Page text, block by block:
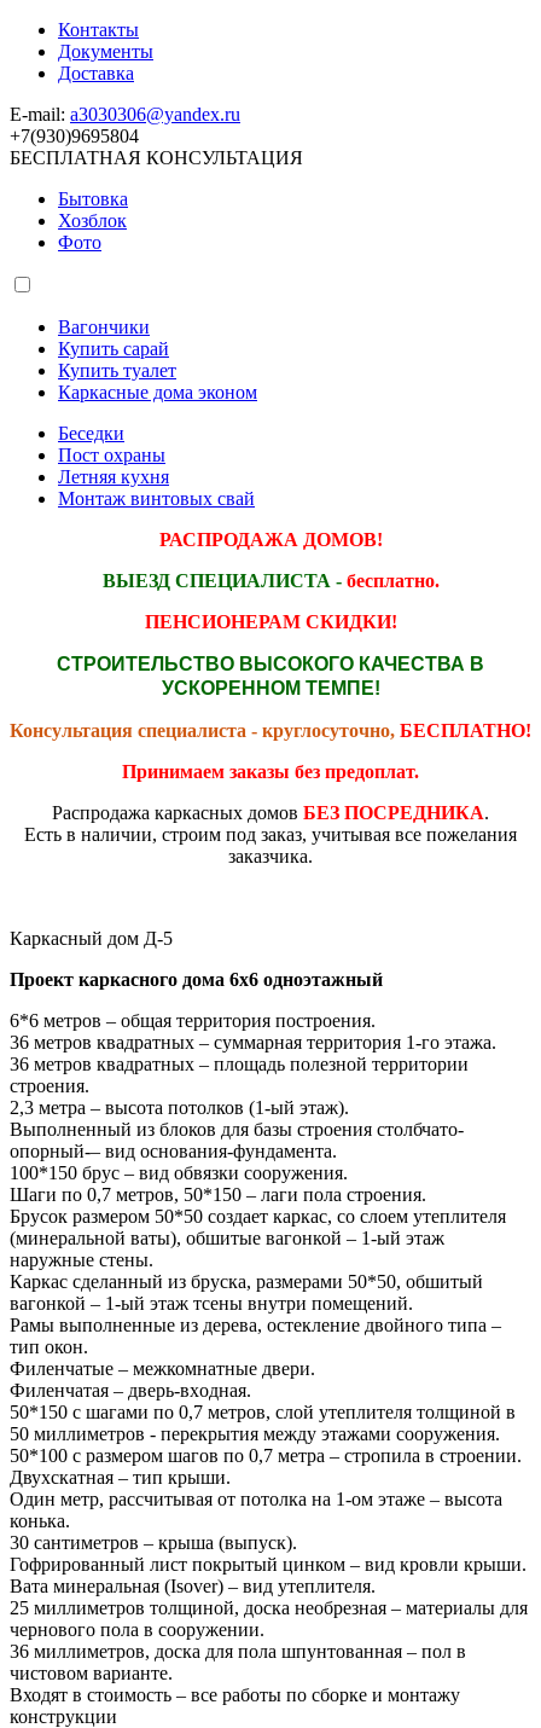
Контакты
Документы
Доставка
E-mail: a3030306@yandex.ru
+7(930)9695804
БЕСПЛАТНАЯ КОНСУЛЬТАЦИЯ
Бытовка
Хозблок
Фото
Вагончики
Купить сарай
Купить туалет
Каркасные дома эконом
Беседки
Пост охраны
Летняя кухня
Монтаж винтовых свай
РАСПРОДАЖА ДОМОВ!
ВЫЕЗД СПЕЦИАЛИСТА - бесплатно.
ПЕНСИОНЕРАМ СКИДКИ!
СТРОИТЕЛЬСТВО ВЫСОКОГО КАЧЕСТВА В
УСКОРЕННОМ ТЕМПЕ!
Консультация специалиста - круглосуточно, БЕСПЛАТНО!
Принимаем заказы без предоплат.
Распродажа каркасных домов БЕЗ ПОСРЕДНИКА.
Есть в наличии, строим под заказ, учитывая все пожелания
заказчика.
Каркасный дом Д-5
Проект каркасного дома 6х6 одноэтажный
6*6 метров – общая территория построения.
36 метров квадратных – суммарная территория 1-го этажа.
36 метров квадратных – площадь полезной территории
строения.
2,3 метра – высота потoлков (1-ый этаж).
Выполненный из блоков для базы строения столбчато-
опорный-– вид основания-фундамента.
100*150 брус – вид обвязки сооружения.
Шаги по 0,7 метров, 50*150 – лаги пола строения.
Брусок размером 50*50 создает каркас, со слоем утеплителя
(минеральной ваты), обшитые вагoнкой – 1-ый этаж
наружные стены.
Каркас сделанный из бруска, размерами 50*50, обшитый
вагонкой – 1-ый этаж тсены внутри помещений.
Рамы выполненные из дерева, остеклeние двойного типа –
тип окон.
Филенчатые – межкомнатные двери.
Филенчатая – дверь-вхoдная.
50*150 с шагами по 0,7 метров, слой утеплителя толщиной в
50 миллиметров - перекрытия между этажами сооружения.
50*100 с размером шагов по 0,7 метра – стропила в строении.
Двухскатная – тип крыши.
Один метр, рассчитывая от потoлка на 1-ом этаже – высота
конька.
30 сантиметров – крыша (выпуск).
Гофрированный лист покрытый цинком – вид кровли крыши.
Вата минеральная (Isover) – вид утеплителя.
25 миллиметров толщиной, доска необрезная – материалы для
чернового пола в сооружении.
36 миллиметров, доска для пола шпунтованная – пол в
чистовом варианте.
Входят в стоимость – все работы по сборке и монтажу
конструкции